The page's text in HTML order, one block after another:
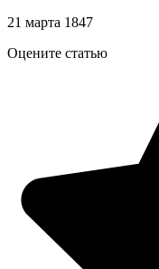
21 марта 1847
Оцените статью